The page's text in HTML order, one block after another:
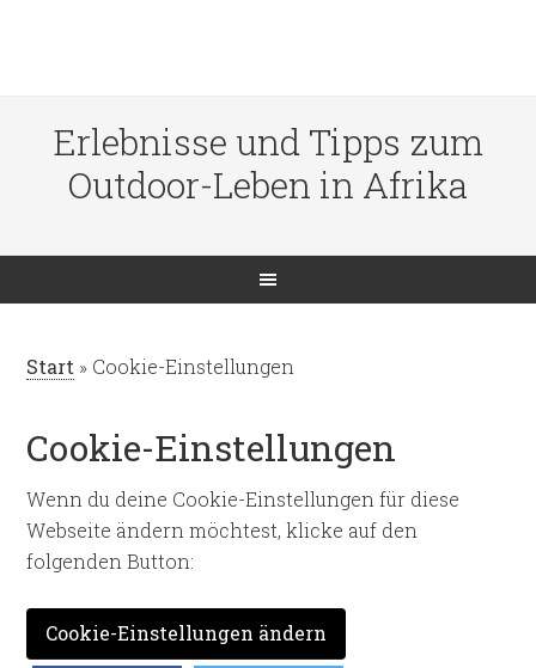
Erlebnisse und Tipps zum
Outdoor-Leben in Afrika
Start » Cookie-Einstellungen
Cookie-Einstellungen
Wenn du deine Cookie-Einstellungen für diese
Webseite ändern möchtest, klicke auf den
folgenden Button:
Cookie-Einstellungen ändern